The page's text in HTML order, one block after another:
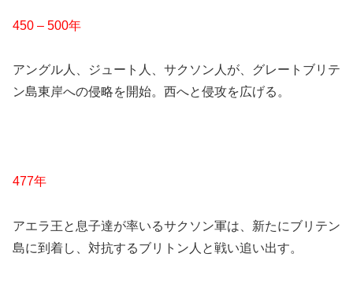
450 – 500年
アングル人、ジュート人、サクソン人が、グレートブリテ
ン島東岸への侵略を開始。西へと侵攻を広げる。
477年
アエラ王と息子達が率いるサクソン軍は、新たにブリテン
島に到着し、対抗するブリトン人と戦い追い出す。